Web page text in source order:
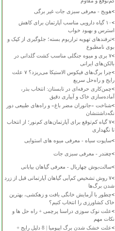
>هویج - معرفی سبزی جات غیر برگی
>
۱۰ گیاه دارویی مناسب آپارتمان برای کاهش
استرس و بهبود خواب
>ترفندهای تهویه تراریوم بسته؛ جلوگیری از کپک و
بوی نامطبوع
>
۷ بری و میوه جنگلی مناسب کشت گلدانی در
بالکن‌های ایرانی
>
چرا برگ‌های فیکوس الاستیکا می‌ریزد؟ ۷ علت
رایج و راه‌حل سریع
>چمن‌کاری حرفه‌ای در تابستان: انتخاب بذر،
آماده‌سازی خاک و آبیاری دقیق
>شناخت «جانوران مضر باغ» و راه‌های طبیعی دور
نگه‌داشتنشان
>
۷ گیاه کم‌توقع برای آپارتمان‌های کم‌نور؛ از انتخاب
تا نگهداری
>ساپوت سیاه - معرفی میوه های استوایی
>چغندر - معرفی سبزی جات
>سالت‌بوش چهاربال - معرفی گیاهان بیابانی
>
۷ روش تشخیص کم‌آبی گیاهان آپارتمانی قبل از زرد
شدن برگ‌ها
>چطور با آزمایش خانگی بافت و زهکشی، بهترین
خاک کشاورزی را انتخاب کنیم؟
>علت نوک سوزی دراسنا پرچمی + راه حل ها و
نکات مهم
>
علت خشک شدن برگ ایپومیا | 8 دلیل رایج +